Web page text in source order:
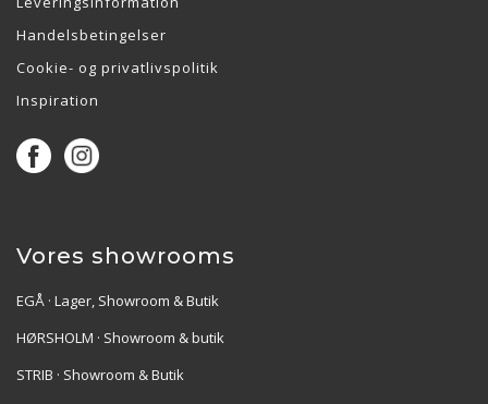
Handelsbetingelser
Cookie- og privatlivspolitik
Inspiration
Vores showrooms
EGÅ · Lager, Showroom & Butik
HØRSHOLM · Showroom & butik
STRIB · Showroom & Butik